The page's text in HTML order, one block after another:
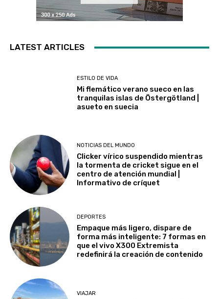
LATEST ARTICLES
ESTILO DE VIDA
Mi flemático verano sueco en las
tranquilas islas de Östergötland |
asueto en suecia
NOTICIAS DEL MUNDO
Clicker vírico suspendido mientras
la tormenta de cricket sigue en el
centro de atención mundial |
Informativo de críquet
DEPORTES
Empaque más ligero, dispare de
forma más inteligente: 7 formas en
que el vivo X300 Extremista
redefinirá la creación de contenido
VIAJAR